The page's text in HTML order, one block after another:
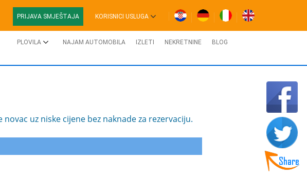
PRIJAVA SMJEŠTAJA KORISNICI USLUGA
PLOVILA NAJAM AUTOMOBILA IZLETI NEKRETNINE BLOG
uz niske cijene bez naknade za rezervaciju.